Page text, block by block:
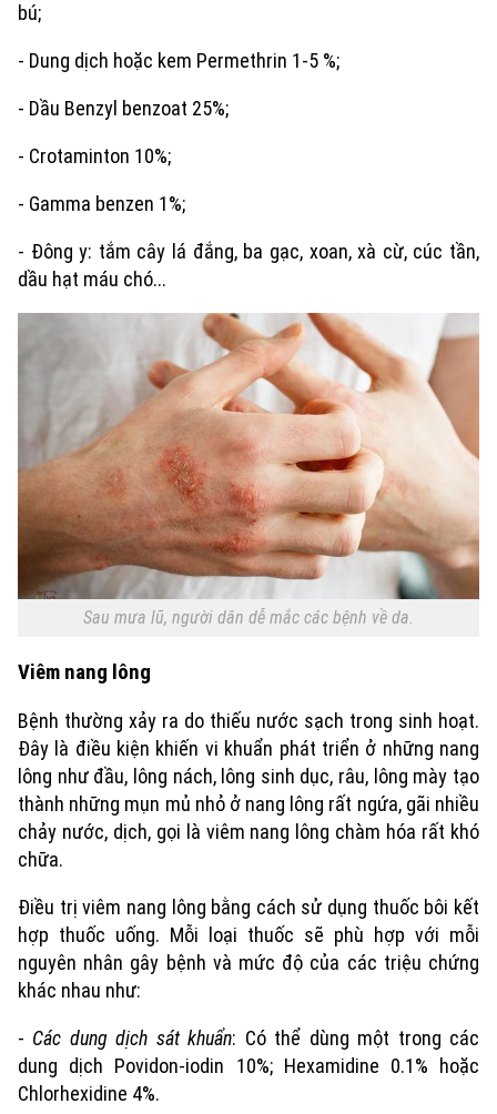
Chuyên mục
Thời sự
Hà Nội
Chính trị
Xã hội
Công nghệ
Hà Nội
Nhịp sống Hà Nội
Người Hà Nội
Thế giới
Hồ sơ
Người Việt 4 phương
Tin tức
Cafe sáng
Tài chính Ngân hàng
Doanh nghiệp
Nhà đất
Tin tức
Đầu tư
Căn hộ
Kinh nghiệm
Tàu và Xe
Ô tô
Tàu
Xe máy
Thị trường
Đánh giá
Giáo dục
Tin tức
Tuyển sinh
Hướng nghiệp
Văn hóa
Tin tức
Làng nghề
Sức khỏe
Y tế
Dinh dưỡng
Tư vấn sức khỏe
Thể thao
Bóng đá
Quần vợt
Giải trí
bú;
- Dung dịch hoặc kem Permethrin 1-5 %;
- Dầu Benzyl benzoat 25%;
- Crotaminton 10%;
- Gamma benzen 1%;
- Đông y: tắm cây lá đắng, ba gạc, xoan, xà cừ, cúc tần,
dầu hạt máu chó...
Sau mưa lũ, người dân dễ mắc các bệnh về da.
Viêm nang lông
Bệnh thường xảy ra do thiếu nước sạch trong sinh hoạt.
Đây là điều kiện khiến vi khuẩn phát triển ở những nang
lông như đầu, lông nách, lông sinh dục, râu, lông mày tạo
thành những mụn mủ nhỏ ở nang lông rất ngứa, gãi nhiều
chảy nước, dịch, gọi là viêm nang lông chàm hóa rất khó
chữa.
Điều trị viêm nang lông bằng cách sử dụng thuốc bôi kết
hợp thuốc uống. Mỗi loại thuốc sẽ phù hợp với mỗi
nguyên nhân gây bệnh và mức độ của các triệu chứng
khác nhau như:
- Các dung dịch sát khuẩn: Có thể dùng một trong các
dung dịch Povidon-iodin 10%; Hexamidine 0.1% hoặc
Chlorhexidine 4%.